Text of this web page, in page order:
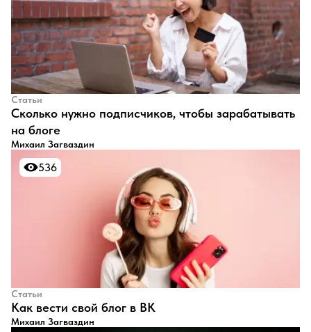
Статьи
​Сколько нужно подписчиков, чтобы зарабатывать
на блоге
Михаил Загваздин
536
536
Статьи
​Как вести свой блог в ВК
Михаил Загваздин